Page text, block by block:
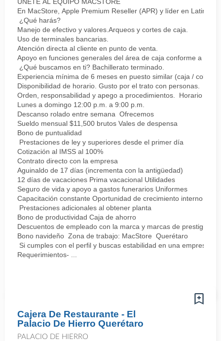
En MacStore, Apple Premium Reseller (APR) y líder en
¿Qué harás?
Manejo de efectivo y valores.Arqueos y cortes de caja.
Uso de terminales bancarias.
Atención directa al cliente en punto de venta.
Apoyo en funciones generales del área de caja conforme a
¿Qué buscamos en ti? Bachillerato terminado.
Experiencia mínima de 6 meses en puesto similar (caja / cobro).
Disponibilidad de horario. Gusto por el trato con personas.
Orden, responsabilidad y apego a procedimientos. Horario
Lunes a domingo 12:00 p.m. a 9:00 p.m.
Descanso rolado entre semana Ofrecemos
Sueldo mensual $11,500 brutos Vales de despensa
Bono de puntualidad
Prestaciones de ley y superiores desde el primer día
Cotización al IMSS al 100%
Contrato directo con la empresa
Aguinaldo de 17 días (incrementa con la antigüedad)
12 días de vacaciones Prima vacacional Utilidades
Seguro de vida y apoyo a gastos funerarios Uniformes
Capacitación constante Oportunidad de crecimiento interno
Prestaciones adicionales al obtener planta
Bono de productividad Caja de ahorro
Descuentos de empleado con la marca y marcas de prestigio
Bono navideño Zona de trabajo: MacStore Querétaro
Si cumples con el perfil y buscas estabilidad en una empresa
Requerimientos- ...
Cajera De Restaurante - El
Palacio De Hierro Querétaro
PALACIO DE HIERRO